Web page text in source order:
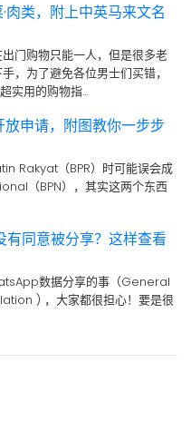
肉类，附上中英马来文名
门购物只能一人，但是很多老
，为了避免各位男士们买错，
实用的购物指…
放申请，附图教你一步步
Rakyat（BPR）时可能误会成
（BPN），其实这两个东西
同意被分享？这样查看
数据分享的事（General
) ，大家都很担心！要是很